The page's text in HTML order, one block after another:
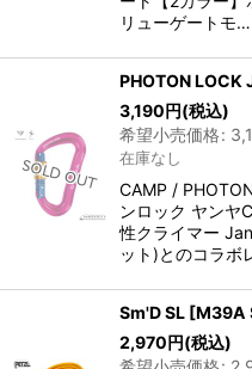
リューゲートモ…
PHOTON LOCK
3,190円(税込)
希望小売価格:
在庫なし
CAMP /
ンロック ヤンヤ
性クライマー
ット)とのコラボ
Sm'D SL [M39A
2,970円(税込)